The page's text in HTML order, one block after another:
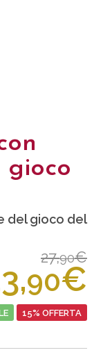
del gioco del
27,90€
90€
15% OFFERTA